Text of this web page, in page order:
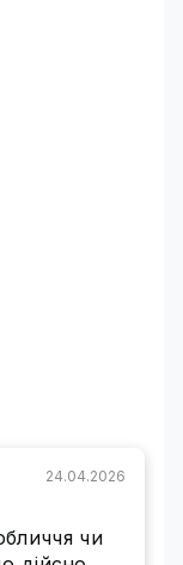
які можна
що
важливих
24.04.2026
чи